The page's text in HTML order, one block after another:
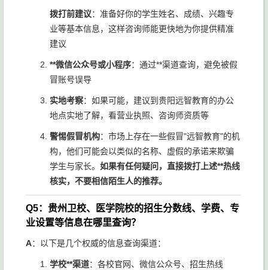
拨打前建议：准备好你的学生姓名、成绩、兴趣专
业等基本信息，这样咨询师能更快地为你提供精准
建议
**微信公众号或小程序：通过**渠道查询，避免被假
冒账号误导
实地考察：如果可能，建议到贵阳远智教育的办公
地点实地了解，看营业执照、咨询师资质等
警惕假冒机构：市场上存在一些假冒"远智教育"的机
构，他们可能会以类似的名称、虚假的承诺来欺骗
学生与家长。 如果有任何疑问，直接拨打上述**热线
核实，不要相信陌生人的推荐。
Q5：贵州卫校、医学院校的招生分数线、学费、专
业设置等信息在哪里查询？
A：以下是几个权威的信息查询渠道：
学校**渠道：各校官网、微信公众号、招生热线